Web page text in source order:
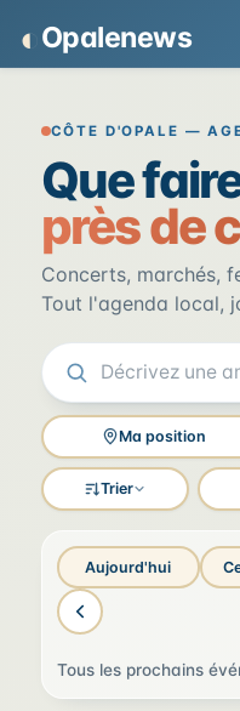
◐ Opalenews
Opalenews —
CÔTE D'OPALE —
Que
près de
Concerts, marchés,
Tout l'agenda local,
Ma position
Trier
Aujourd'hui
Tous les prochains